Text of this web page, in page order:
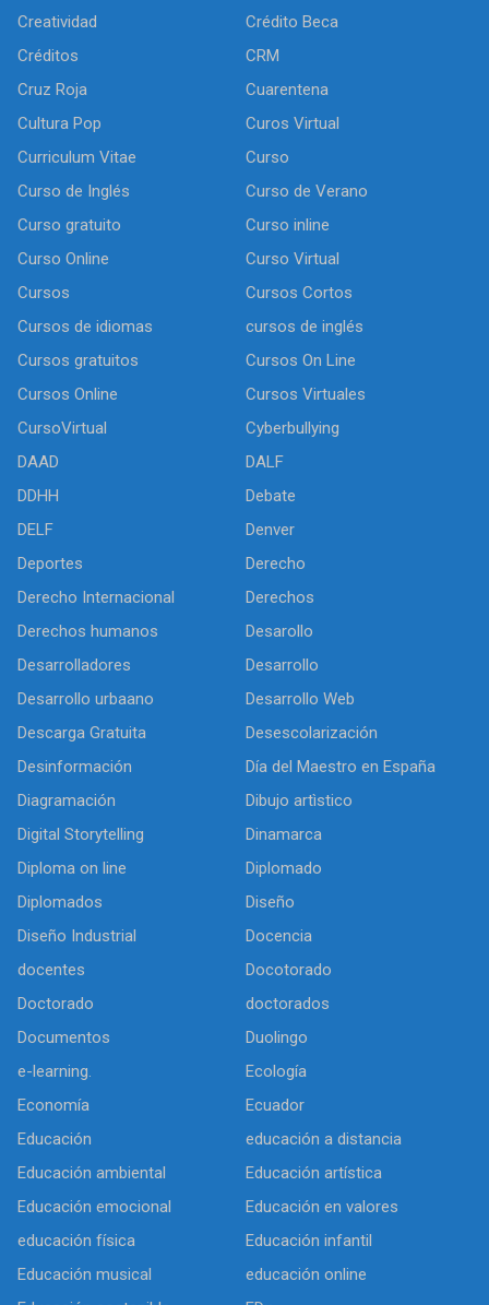
Creatividad
Crédito Beca
Créditos
CRM
Cruz Roja
Cuarentena
Cultura Pop
Curos Virtual
Curriculum Vitae
Curso
Curso de Inglés
Curso de Verano
Curso gratuito
Curso inline
Curso Online
Curso Virtual
Cursos
Cursos Cortos
Cursos de idiomas
cursos de inglés
Cursos gratuitos
Cursos On Line
Cursos Online
Cursos Virtuales
CursoVirtual
Cyberbullying
DAAD
DALF
DDHH
Debate
DELF
Denver
Deportes
Derecho
Derecho Internacional
Derechos
Derechos humanos
Desarollo
Desarrolladores
Desarrollo
Desarrollo urbaano
Desarrollo Web
Descarga Gratuita
Desescolarización
Desinformación
Día del Maestro en España
Diagramación
Dibujo artìstico
Digital Storytelling
Dinamarca
Diploma on line
Diplomado
Diplomados
Diseño
Diseño Industrial
Docencia
docentes
Docotorado
Doctorado
doctorados
Documentos
Duolingo
e-learning.
Ecología
Economía
Ecuador
Educación
educación a distancia
Educación ambiental
Educación artística
Educación emocional
Educación en valores
educación física
Educación infantil
Educación musical
educación online